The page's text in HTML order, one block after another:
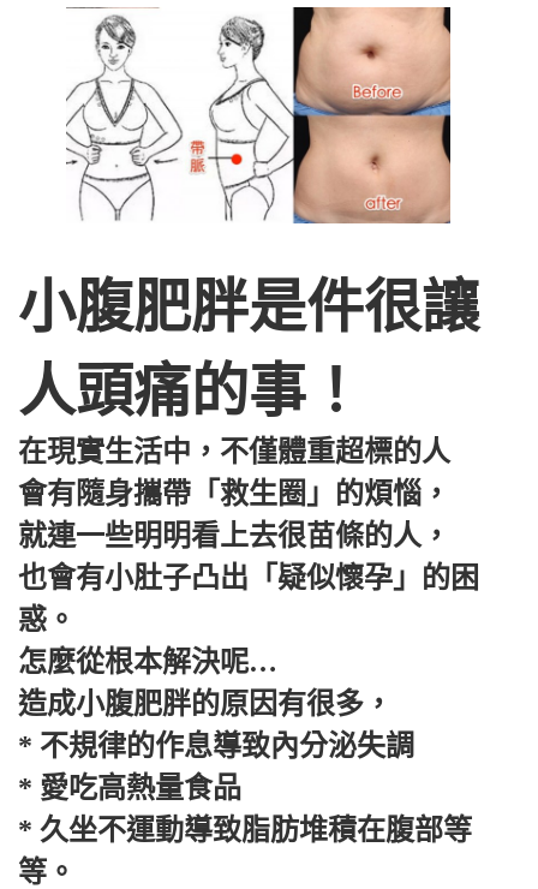
小腹肥胖是件很讓
人頭痛的事！
在現實生活中，不僅體重超標的人
會有隨身攜帶「救生圈」的煩惱，
就連一些明明看上去很苗條的人，
也會有小肚子凸出「疑似懷孕」的困
惑。
怎麼從根本解決呢…
造成小腹肥胖的原因有很多，
* 不規律的作息導致內分泌失調
* 愛吃高熱量食品
* 久坐不運動導致脂肪堆積在腹部等
等。